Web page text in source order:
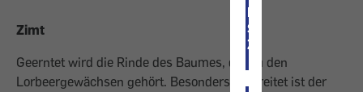
ICH
STIMME
ZU
Zimt
Geerntet wird die Rinde des Baumes, der zu den
Lorbeergewächsen gehört. Besonders verbreitet ist der